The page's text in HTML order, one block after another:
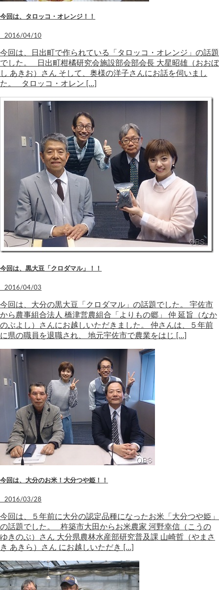
今回は、タロッコ・オレンジ！！
2016/04/10
今回は、日出町で作られている「タロッコ・オレンジ」の話題
でした。 日出町柑橘研究会施設部会部会長 大星昭雄（おおぼ
し あきお）さん そして、奥様の洋子さんにお話を伺いまし
た。 タロッコ・オレン […]
今回は、黒大豆「クロダマル」！！
2016/04/03
今回は、大分の黒大豆「クロダマル」の話題でした。 宇佐市
から農事組合法人 橋津営農組合「よりもの郷」 仲 延旨（なか
のぶよし）さんにお越しいただきました。 仲さんは、５年前
に県の職員を退職され、 地元宇佐市で農業をはじ […]
今回は、大分のお米！大分つや姫！！
2016/03/28
今回は、５年前に大分の認定品種になったお米「大分つや姫」
の話題でした。 杵築市大田からお米農家 河野幸信（こうの
ゆきのぶ）さん 大分県農林水産部研究普及課 山崎哲（やまさ
き あきら）さん にお越しいただき […]